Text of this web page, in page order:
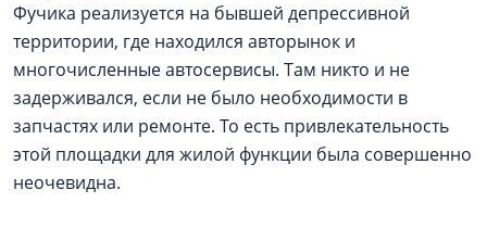
Фучика реализуется на бывшей депрессивной
территории, где находился авторынок и
многочисленные автосервисы. Там никто и не
задерживался, если не было необходимости в
запчастях или ремонте. То есть привлекательность
этой площадки для жилой функции была совершенно
неочевидна.